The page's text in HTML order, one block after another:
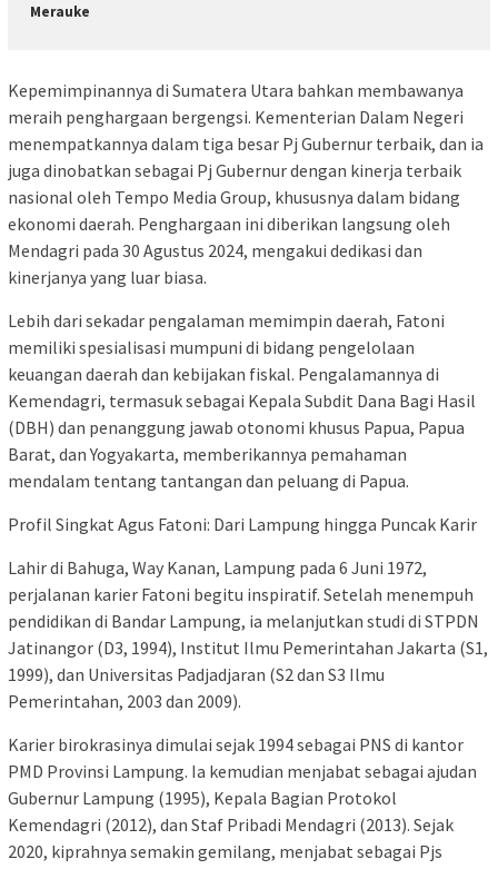
Merauke
Kepemimpinannya di Sumatera Utara bahkan membawanya
meraih penghargaan bergengsi. Kementerian Dalam Negeri
menempatkannya dalam tiga besar Pj Gubernur terbaik, dan ia
juga dinobatkan sebagai Pj Gubernur dengan kinerja terbaik
nasional oleh Tempo Media Group, khususnya dalam bidang
ekonomi daerah. Penghargaan ini diberikan langsung oleh
Mendagri pada 30 Agustus 2024, mengakui dedikasi dan
kinerjanya yang luar biasa.
Lebih dari sekadar pengalaman memimpin daerah, Fatoni
memiliki spesialisasi mumpuni di bidang pengelolaan
keuangan daerah dan kebijakan fiskal. Pengalamannya di
Kemendagri, termasuk sebagai Kepala Subdit Dana Bagi Hasil
(DBH) dan penanggung jawab otonomi khusus Papua, Papua
Barat, dan Yogyakarta, memberikannya pemahaman
mendalam tentang tantangan dan peluang di Papua.
Profil Singkat Agus Fatoni: Dari Lampung hingga Puncak Karir
Lahir di Bahuga, Way Kanan, Lampung pada 6 Juni 1972,
perjalanan karier Fatoni begitu inspiratif. Setelah menempuh
pendidikan di Bandar Lampung, ia melanjutkan studi di STPDN
Jatinangor (D3, 1994), Institut Ilmu Pemerintahan Jakarta (S1,
1999), dan Universitas Padjadjaran (S2 dan S3 Ilmu
Pemerintahan, 2003 dan 2009).
Karier birokrasinya dimulai sejak 1994 sebagai PNS di kantor
PMD Provinsi Lampung. Ia kemudian menjabat sebagai ajudan
Gubernur Lampung (1995), Kepala Bagian Protokol
Kemendagri (2012), dan Staf Pribadi Mendagri (2013). Sejak
2020, kiprahnya semakin gemilang, menjabat sebagai Pjs